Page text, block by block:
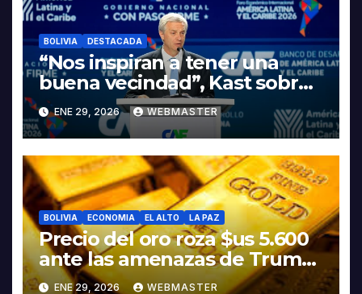
BOLIVIA DESTACADA
“Nos inspiran a tener una
buena vecindad”, Kast sobre
discurso del presidente
Rodrigo Paz
ENE 29, 2026 WEBMASTER
BOLIVIA ECONOMIA EL ALTO LA PAZ
Precio del oro roza $us 5.600
ante las amenazas de Trump
contra Irán
ENE 29, 2026 WEBMASTER